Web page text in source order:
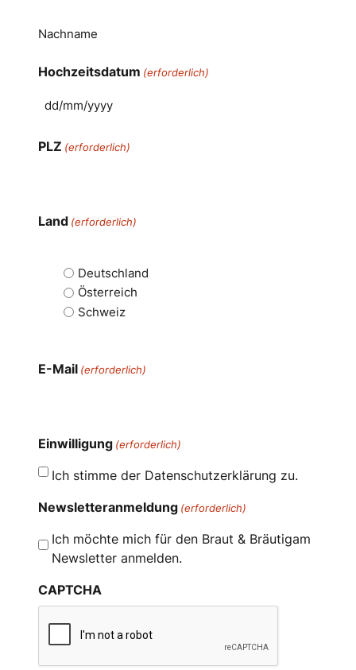
Nachname
Hochzeitsdatum (erforderlich)
PLZ (erforderlich)
Land (erforderlich)
Deutschland
Österreich
Schweiz
E-Mail (erforderlich)
Einwilligung (erforderlich)
Ich stimme der Datenschutzerklärung zu.
Newsletteranmeldung (erforderlich)
Ich möchte mich für den Braut & Bräutigam
Newsletter anmelden.
CAPTCHA